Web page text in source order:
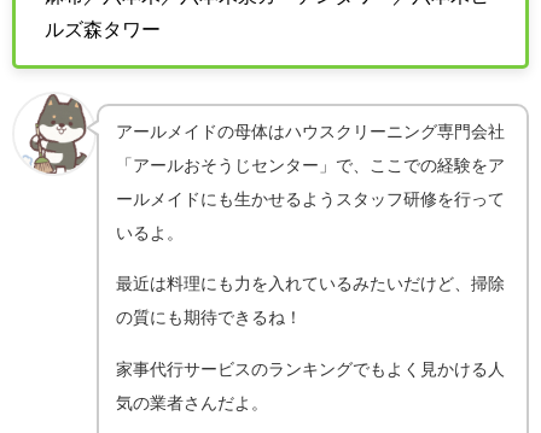
ルズ森タワー
アールメイドの母体はハウスクリーニング専門会社
「アールおそうじセンター」で、ここでの経験をア
ールメイドにも生かせるようスタッフ研修を行って
いるよ。
最近は料理にも力を入れているみたいだけど、掃除
の質にも期待できるね！
家事代行サービスのランキングでもよく見かける人
気の業者さんだよ。